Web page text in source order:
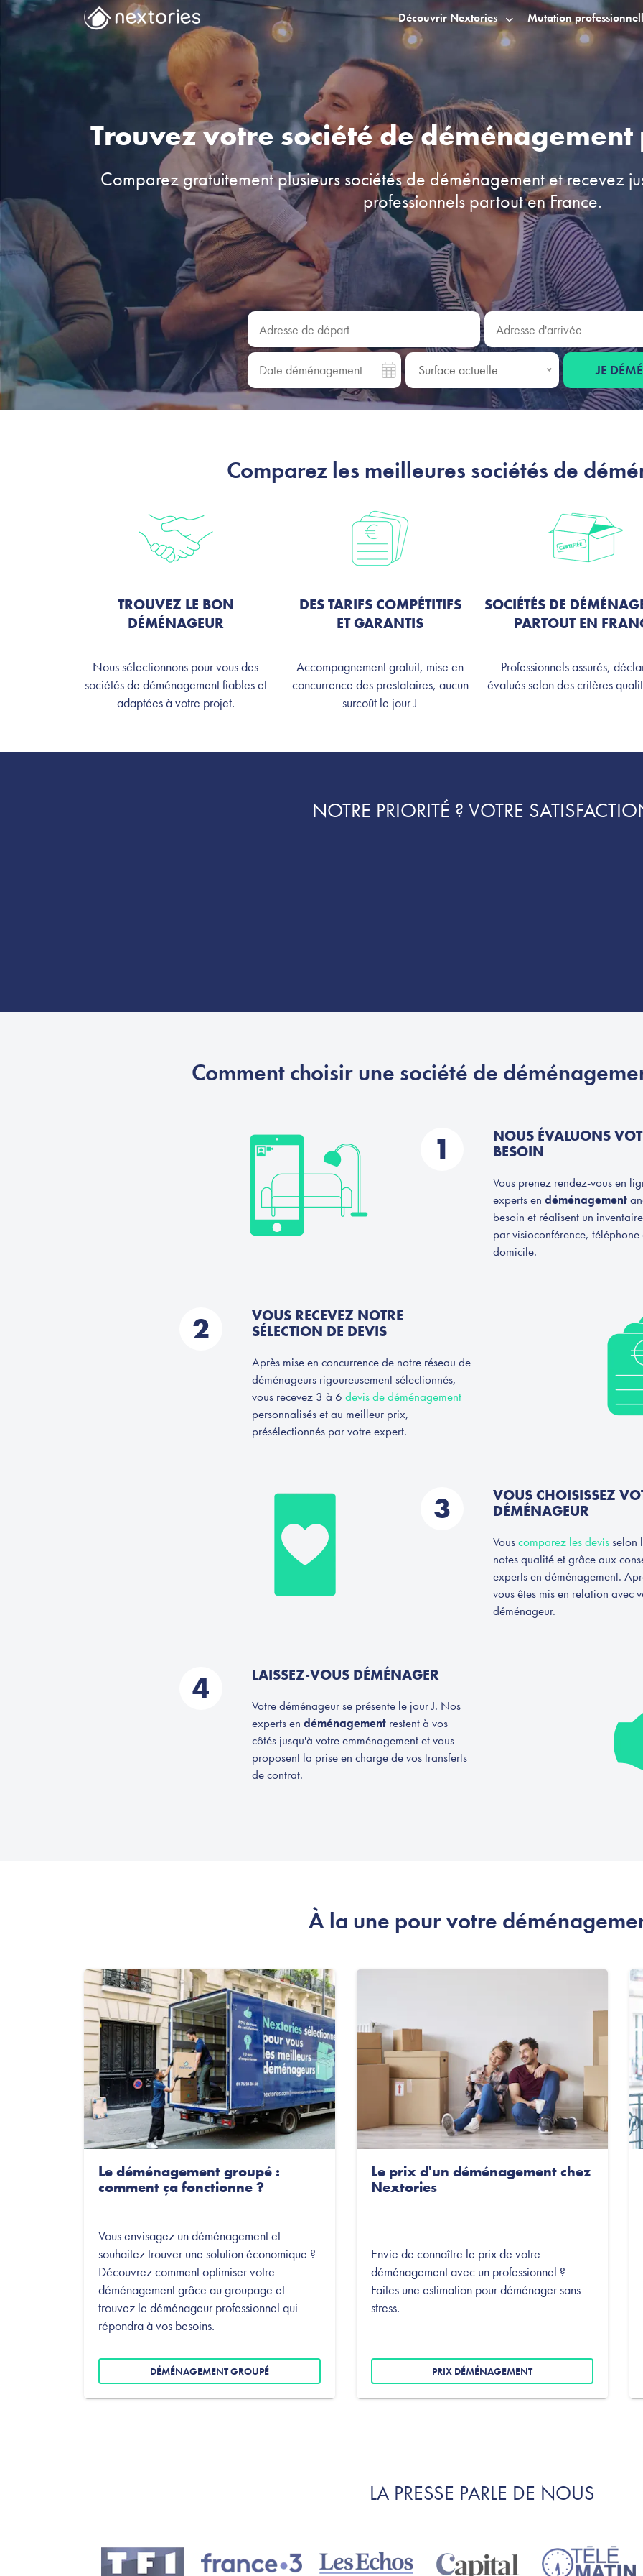
Découvrir Nextories Mutation
Trouvez votre société de
Comparez gratuitement plusieurs sociétés de déménagement et recevez
professionnels partout en France.
Adresse de départ Adresse d'arrivée
Date déménagement Surface actuelle
Surface actuelle JE
Comparez les meilleures sociétés de
TROUVEZ LE BON
DÉMÉNAGEUR
Nous sélectionnons pour vous des
sociétés de déménagement fiables et
adaptées à votre projet.
DES TARIFS COMPÉTITIFS
ET GARANTIS
Accompagnement gratuit, mise en
concurrence des prestataires, aucun
surcoût le jour J
SOCIÉTÉS DE
PARTOUT EN
Professionnels assurés,
évalués selon des critères
NOTRE PRIORITÉ ? VOTRE
Comment choisir une société de
1
NOUS ÉVALUONS
BESOIN
Vous prenez rendez-vous en
experts en déménagement
besoin et réalisent un
par visioconférence, téléphone
domicile.
2
VOUS RECEVEZ NOTRE
SÉLECTION DE DEVIS
Après mise en concurrence de notre réseau de
déménageurs rigoureusement sélectionnés,
vous recevez 3 à 6 devis de déménagement
personnalisés et au meilleur prix,
présélectionnés par votre expert.
3
VOUS CHOISISSEZ
DÉMÉNAGEUR
Vouscomparez les devisselon
notes qualité et grâce aux
experts en déménagement.
vous êtes mis en relation avec
déménageur.
4 LAISSEZ-VOUS DÉMÉNAGER
Votre déménageur se présente le jour J. Nos
experts en déménagement restent à vos
côtés jusqu'à votre emménagement et vous
proposent la prise en charge de vos transferts
de contrat.
À la une pour votre
Le déménagement groupé :
comment ça fonctionne ?
Vous envisagez un déménagement et
souhaitez trouver une solution économique ?
Découvrez comment optimiser votre
déménagement grâce au groupage et
trouvez le déménageur professionnel qui
répondra à vos besoins.
DÉMÉNAGEMENT GROUPÉ
Le prix d'un déménagement chez
Nextories
Envie de connaître le prix de votre
déménagement avec un professionnel ?
Faites une estimation pour déménager sans
stress.
PRIX DÉMÉNAGEMENT
LA PRESSE PARLE DE NOUS